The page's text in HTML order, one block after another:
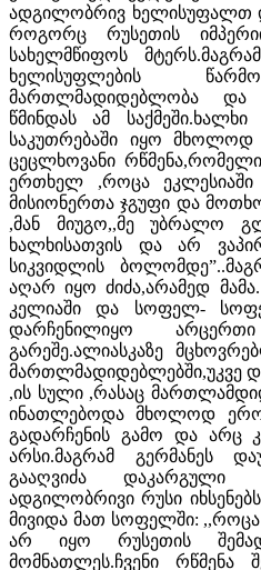
ადგილობრივ ხელისუფალთ
როგორც რუსეთის
სახელმწიფოს
ხელისუფლების
მართლმადიდებლობა და
წმინდას ამ
საკუთრებაში იყო
ცეცლხოვანი
ერთხელ ,როცა ეკლესიაში
მისიონერთა ჯგუფი და
,მან მიუგო,,მე უბრალო
ხალხისათვის და არ
სიკვიდლის
აღარ იყო ძიძა,არამედ
კელიაში და სოფელ-
დარჩენილიყო
გარეშე.ალიასკაზე
მართლმადიდებლებში,უკვე
,ის სული ,რასაც
ინათლებოდა მხოლოდ
გადარჩენის გამო და არც
არსი.მაგრამ გერმანეს
გააღვიძა დაკარგული
ადგილობრივი რუსი
მივიდა მათ სოფელში: ,,როცა
არ იყო რუსეთის
მომნათლეს.ჩვენი რწმენა